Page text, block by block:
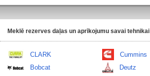
Meklē rezerves daļas un aprīkojumu savai tehnikai
CLARK
Bobcat
Cummins
Deutz